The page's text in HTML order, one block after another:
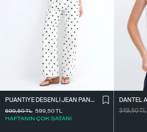
PUANTIYE DESENLI JEAN PANTOLON P.PN1071
599,50TL
HAFTANIN ÇOK SATANI
599,50TL
349,50TL